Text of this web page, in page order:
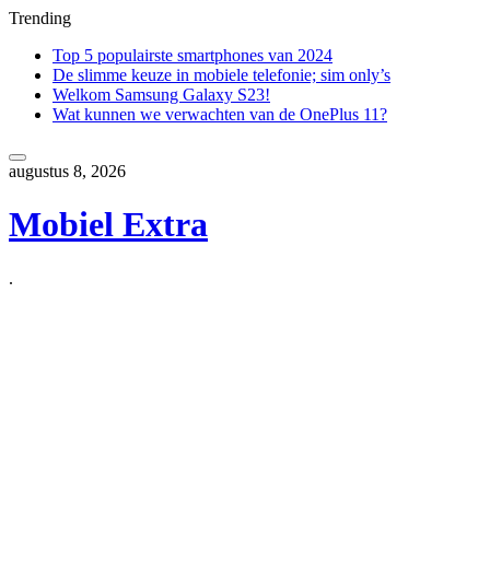
Trending
Top 5 populairste smartphones van 2024
De slimme keuze in mobiele telefonie; sim only’s
Welkom Samsung Galaxy S23!
Wat kunnen we verwachten van de OnePlus 11?
to
augustus 8, 2026
Mobiel Extra
.